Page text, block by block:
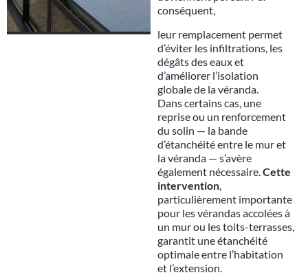
conséquent,
leur remplacement permet
d’éviter les infiltrations, les
dégâts des eaux et
d’améliorer l’isolation
globale de la véranda.
Dans certains cas, une
reprise ou un renforcement
du solin — la bande
d’étanchéité entre le mur et
la véranda — s’avère
également nécessaire. Cette
intervention,
particulièrement importante
pour les vérandas accolées à
un mur ou les toits-terrasses,
garantit une étanchéité
optimale entre l’habitation
et l’extension.